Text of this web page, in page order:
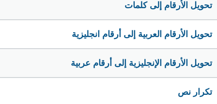
تحويل الأرقام إلى كلمات
تحويل الأرقام العربية إلى أرقام انجليزية
تحويل الأرقام الإنجليزية إلى أرقام عربية
تكرار نص